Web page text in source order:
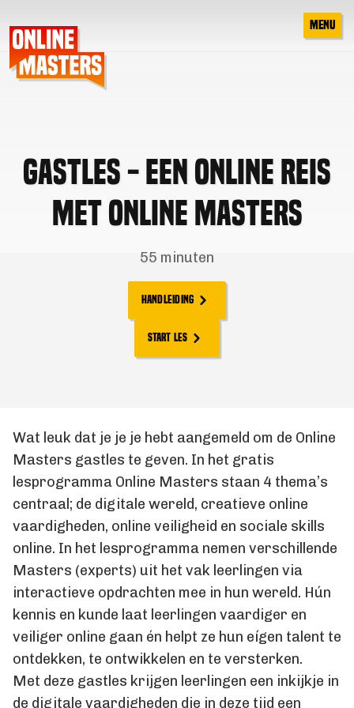
MENU
GASTLES - EEN ONLINE REIS
MET ONLINE MASTERS
55 minuten
HANDLEIDING
START LES
Wat leuk dat je je je hebt aangemeld om de Online
Masters gastles te geven. In het gratis
lesprogramma Online Masters staan 4 thema’s
centraal; de digitale wereld, creatieve online
vaardigheden, online veiligheid en sociale skills
online. In het lesprogramma nemen verschillende
Masters (experts) uit het vak leerlingen via
interactieve opdrachten mee in hun wereld. Hún
kennis en kunde laat leerlingen vaardiger en
veiliger online gaan én helpt ze hun eígen talent te
ontdekken, te ontwikkelen en te versterken.
Met deze gastles krijgen leerlingen een inkijkje in
de digitale vaardigheden die in deze tijd een